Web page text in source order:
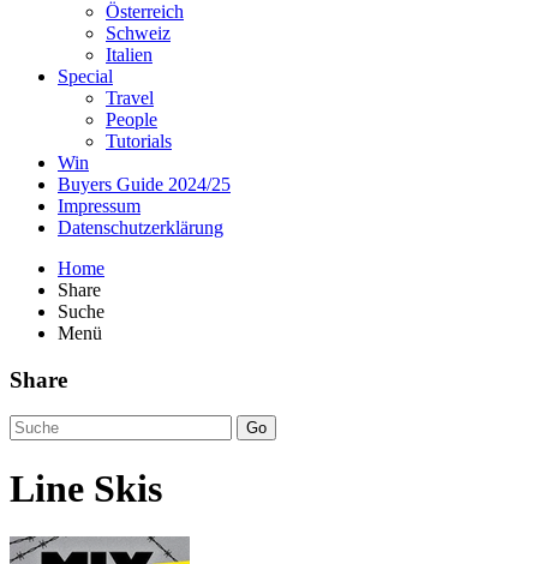
Österreich
Schweiz
Italien
Special
Travel
People
Tutorials
Win
Buyers Guide 2024/25
Impressum
Datenschutzerklärung
Home
Share
Suche
Menü
Share
Go
Line Skis